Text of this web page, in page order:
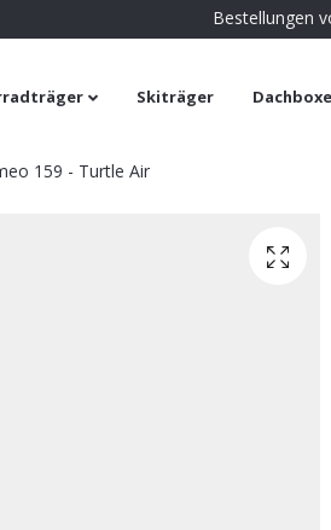
Bestellungen
Skiträger
159 - Turtle Air